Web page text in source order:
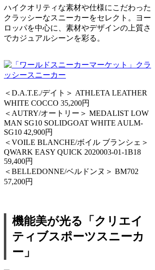
ハイクオリティな素材や仕様にこだわった
クラッシーなスニーカーをセレクト。ヨー
ロッパを中心に、素材やデザインの上質さ
でカジュアルシーンを彩る。
＜D.A.T.E./デイト＞ ATHLETA LEATHER
WHITE COCCO 35,200円
＜AUTRY/オートリー＞ MEDALIST LOW
MAN SG10 SOLIDGOAT WHITE AULM-
SG10 42,900円
＜VOILE BLANCHE/ボイル ブランシェ＞
QWARK EASY QUICK 2020003-01-1B18
59,400円
＜BELLEDONNE/ベルドンヌ＞ BM702
57,200円
機能美が光る「クリエイ
ティブスポーツスニーカ
ー」